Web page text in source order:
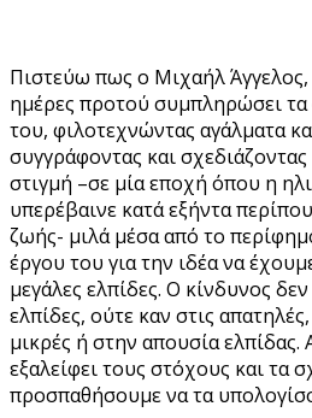
Πιστεύω πως ο Μιχαήλ Άγγελος,
ημέρες προτού συμπληρώσει τα
του, φιλοτεχνώντας αγάλματα
συγγράφοντας και
στιγμή –σε μία εποχή όπου η
υπερέβαινε κατά εξήντα
ζωής- μιλά μέσα από το
έργου του για την ιδέα να
μεγάλες ελπίδες. Ο κίνδυνος
ελπίδες, ούτε καν στις
μικρές ή στην απουσία ελπίδας.
εξαλείφει τους στόχους και τα
προσπαθήσουμε να τα